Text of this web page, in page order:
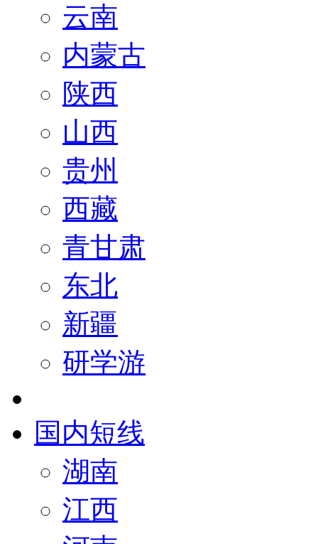
云南
内蒙古
陕西
山西
贵州
西藏
青甘肃
东北
新疆
研学游
国内短线
湖南
江西